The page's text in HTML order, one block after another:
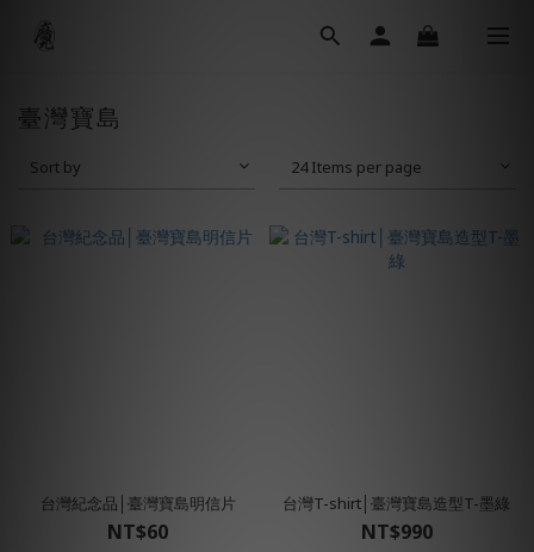
臺灣寶島
Sort by 24 Items per page
台灣紀念品│臺灣寶島明信片
NT$60
台灣T-shirt│臺灣寶島造型T-墨綠
NT$990